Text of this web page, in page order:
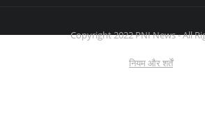
Copyright 2022 PNI News - All
नियम और शर्तें